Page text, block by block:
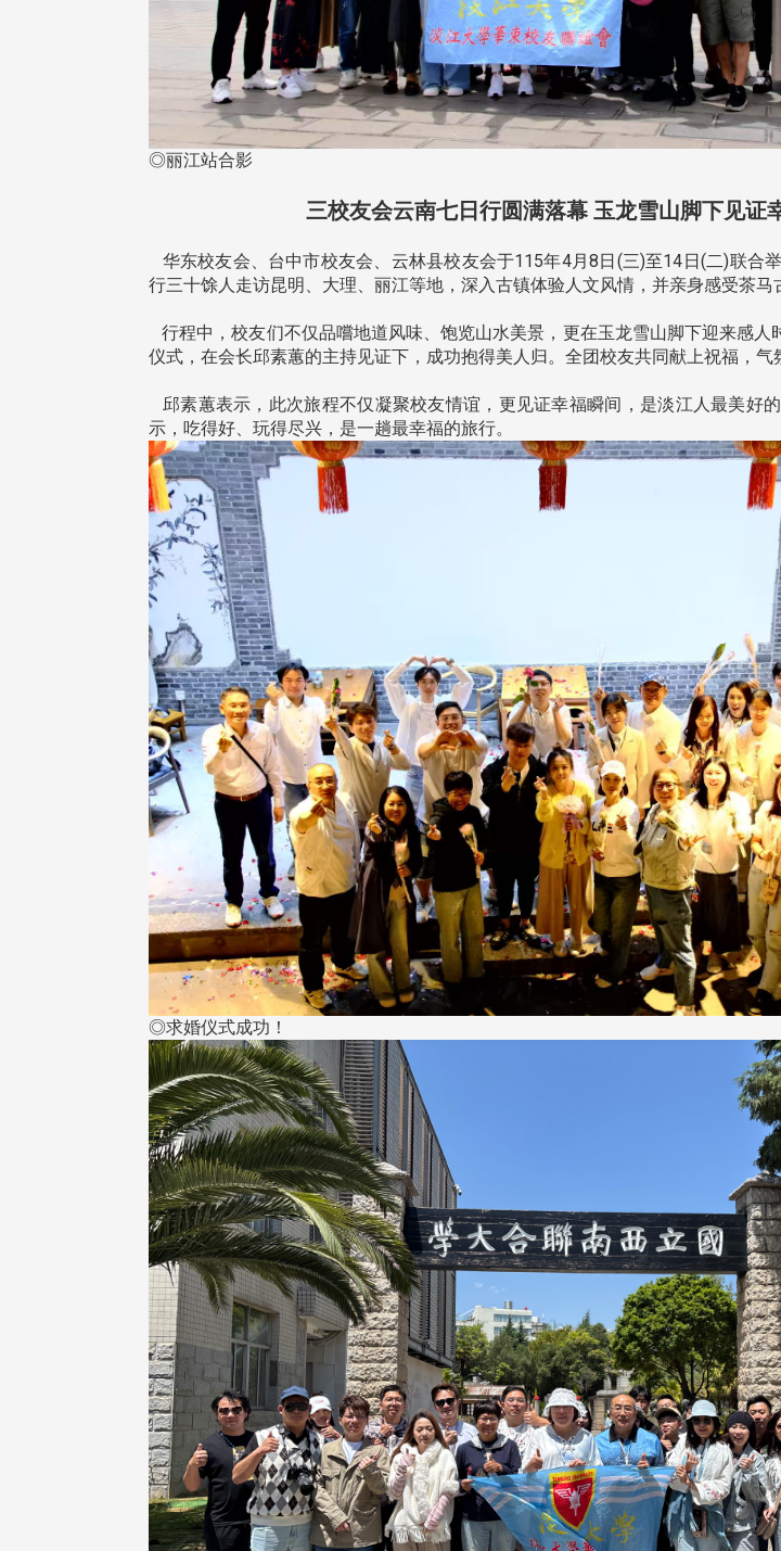
◎丽江站合影
三校友会云南七日行圆满落幕 玉龙雪山脚下见证
华东校友会、台中市校友会、云林县校友会于115年4月8日(三)至14日(二)联合
行三十馀人走访昆明、大理、丽江等地，深入古镇体验人文风情，并亲身感受茶马
行程中，校友们不仅品嚐地道风味、饱览山水美景，更在玉龙雪山脚下迎来感
仪式，在会长邱素蕙的主持见证下，成功抱得美人归。全团校友共同献上祝福，气
邱素蕙表示，此次旅程不仅凝聚校友情谊，更见证幸福瞬间，是淡江人最美好
示，吃得好、玩得尽兴，是一趟最幸福的旅行。
◎求婚仪式成功！
大学主任秘书曾守正率队
校友处 深化校友工作交
大学主任秘书、中文系校友
正，于115年6月2日(二)率政
学校友服务相关同仁莅临本 ...
头版 热门焦点
十四载深耕校友情谊 校友处
执行长彭春阳荣退 校友感念
相伴同行
校友处执行长彭春阳于115年7月
30日(四)荣退，为其十四年来深耕
校友服务、凝聚海内外校友情 ...
头版 热门焦点
淡江大学于115年7月30日(四)举
办布达暨单位主管交接典礼。115
学年度校友服务暨资源发展 ...
校友会活动 (海
校友会于115年6月10日(三)
日(二)，27名校友夥伴一同前
国宁夏省参访，活 ...
2 版 校友会活动 (海
外、县市)
台北市校友会6月份活动
台北市校友会于6月6日(六)举办
「新店瑠公圳知性健行活动」，在
领队温明正学长与副领队吕惠玲学
姐的精 ...
2 版 校友会活动 (海
外、县市)
台中市校友会拜会卢秀燕市
台中市校友会于115年6月24日
(三)举办拜会台中市政府活动。参
访团由母校战略所所长李大中、 ...
校友会活动 (系
系友会第3届第4次理监事
3 版 校友会活动 (系
所、其他)
风保系友会兰阳探梅漫游 齐聚
共谱初夏欢乐乐章
3 版 校友会活动 (系
所、其他)
【校友来访】香港校友会前会
长叶雅琴、杜天宝学长